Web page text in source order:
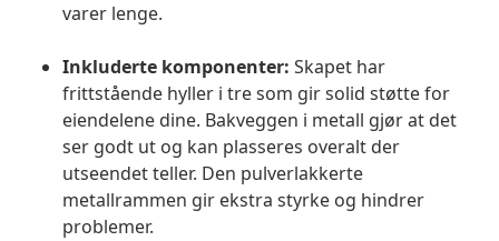
varer lenge.
Inkluderte komponenter: Skapet har
frittstående hyller i tre som gir solid støtte for
eiendelene dine. Bakveggen i metall gjør at det
ser godt ut og kan plasseres overalt der
utseendet teller. Den pulverlakkerte
metallrammen gir ekstra styrke og hindrer
problemer.